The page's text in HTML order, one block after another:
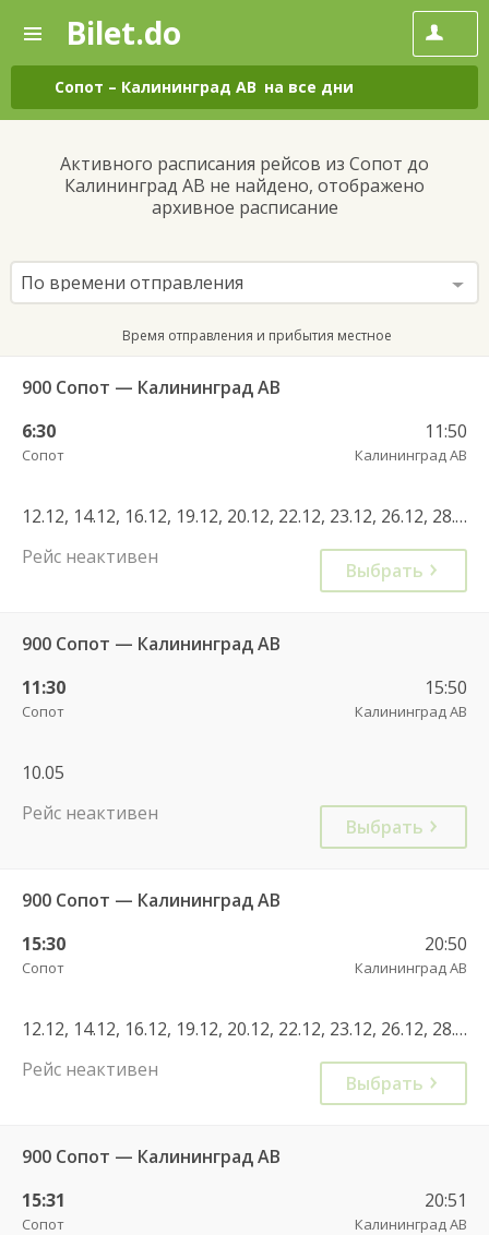
—
Поиск
и
покупка
билетов
автобус
онлайн
Bilet.do
Сопот – Калининград АВ на все дни
Активного расписания рейсов из Сопот до
Калининград АВ не найдено, отображено
архивное расписание
По времени отправления
Время отправления и прибытия местное
900 Сопот — Калининград АВ
6:30
Сопот
11:50
Калининград АВ
12.12, 14.12, 16.12, 19.12, 20.12, 22.12, 23.12, 26.12, 28.12, 30.12, 02.01, 04.01, 06.01, 09.01, 10.01, 12.01, 13.01, 02.02, 03.02, 04.02, 05.02, 06.02, 08.02, 10.02, 11.02, 12.02, 13.02, 14.02, 16.02, 17.02, 18.02, 19.02, 20.02, 22.02, 24.02, 25.02, 26.02, 27.02, 28.02, 02.03, 03.03, 04.03, 05.03, 06.03, 08.03, 10.03, 11.03, 12.03, 13.03, 14.03, 16.03, 17.03, 18.03, 19.03, 20.03, 22.03, 24.03, 25.03, 26.03, 27.03, 28.03, 30.03, 31.03, 28.12
Рейс неактивен
Выбрать
900 Сопот — Калининград АВ
11:30
Сопот
15:50
Калининград АВ
10.05
Рейс неактивен
Выбрать
900 Сопот — Калининград АВ
15:30
Сопот
20:50
Калининград АВ
12.12, 14.12, 16.12, 19.12, 20.12, 22.12, 23.12, 26.12, 28.12, 30.12, 02.01, 04.01, 06.01, 09.01, 10.01, 12.01, 13.01, 02.02, 03.02, 04.02, 05.02, 06.02, 08.02, 10.02, 11.02, 12.02, 13.02, 14.02, 16.02, 17.02, 18.02, 19.02, 20.02, 22.02, 24.02, 25.02, 26.02, 27.02, 28.02, 02.03, 03.03, 04.03, 05.03, 06.03, 08.03, 10.03, 11.03, 12.03, 13.03, 14.03, 16.03, 17.03, 18.03, 19.03, 20.03, 22.03, 24.03, 25.03
Рейс неактивен
Выбрать
900 Сопот — Калининград АВ
15:31
Сопот
20:51
Калининград АВ